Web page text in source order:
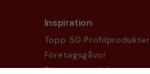
Inspiration
Topp 50 Profilprodukter
Företagsgåvor
Säsongsprodukter